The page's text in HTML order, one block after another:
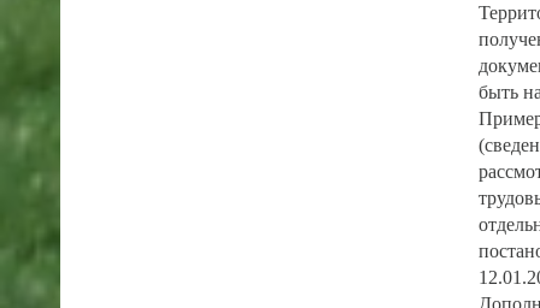
быть